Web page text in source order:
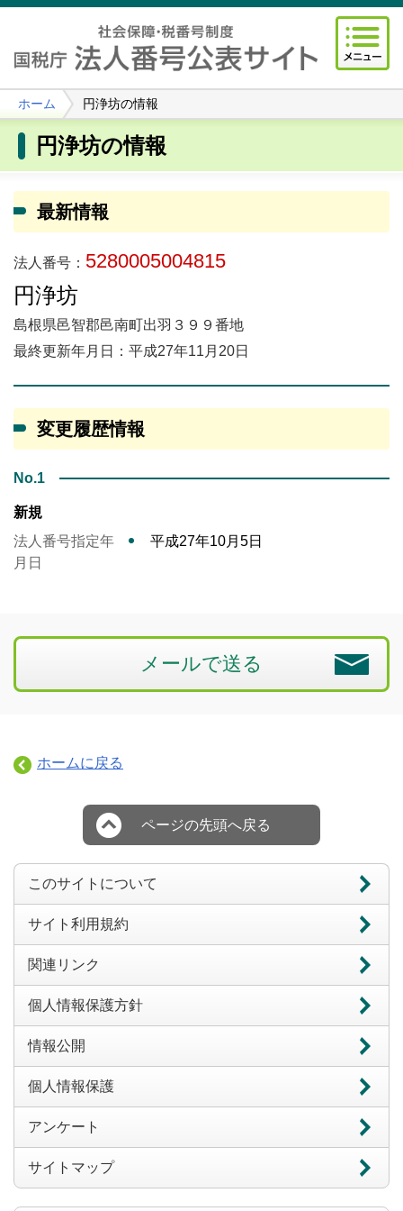
ホーム 円浄坊の情報
円浄坊の情報
最新情報
法人番号： 5280005004815
円浄坊
島根県邑智郡邑南町出羽３９９番地
最終更新年月日：平成27年11月20日
変更履歴情報
No.1
新規
法人番号指定年
月日
平成27年10月5日
メールで送る
ホームに戻る
ページの先頭へ戻る
このサイトについて
サイト利用規約
関連リンク
個人情報保護方針
情報公開
個人情報保護
アンケート
サイトマップ